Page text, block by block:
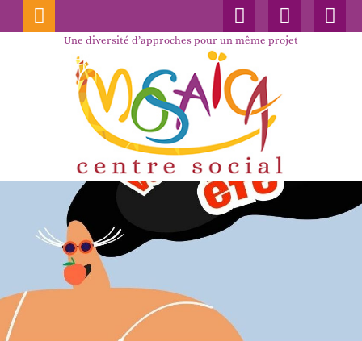
Une diversité d’approches pour un même projet